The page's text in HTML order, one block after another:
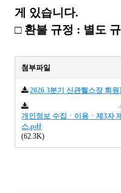
게 있습니다.
□ 환불 규정 : 별도
첨부파일
2026 3분기 신관헬스장 회
개인정보 수집ㆍ이용ㆍ제3자
스.pdf
(62.3K)